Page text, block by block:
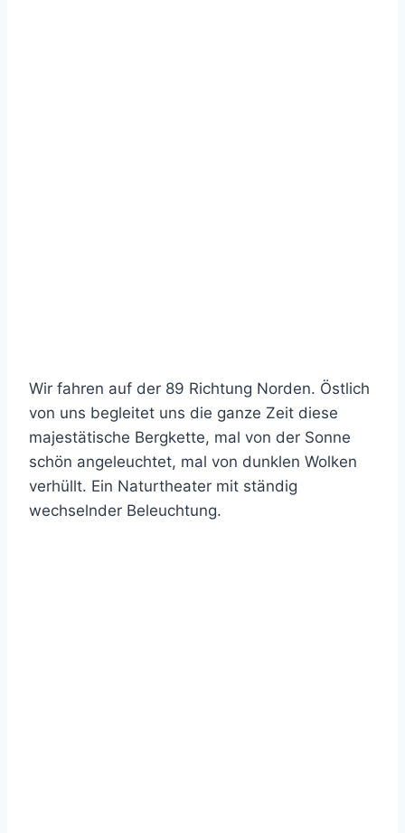
Wir fahren auf der 89 Richtung Norden. Östlich
von uns begleitet uns die ganze Zeit diese
majestätische Bergkette, mal von der Sonne
schön angeleuchtet, mal von dunklen Wolken
verhüllt. Ein Naturtheater mit ständig
wechselnder Beleuchtung.